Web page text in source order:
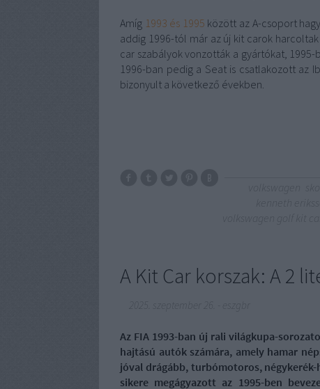
Amíg 1993 és 1995 között az A-csoport
addig 1996-tól már az új kit carok
car szabályok vonzották a gyártókat,
1996-ban pedig a Seat is csatlakozott az
bizonyult a következő években.
A Kit Car korszak: A 2
Az FIA 1993-ban új rali világkupa-
hajtású autók számára, amely hamar
jóval drágább, turbómotoros,
sikere megágyazott az 1995-ben